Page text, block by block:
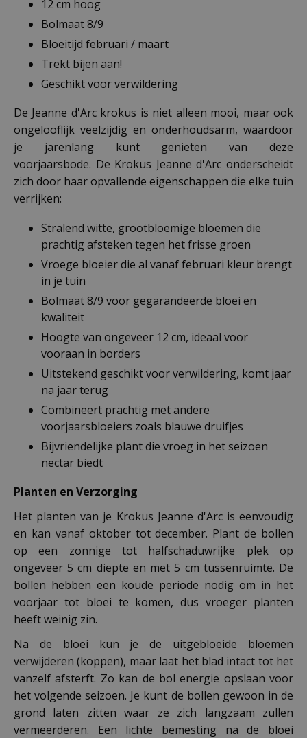
12 cm hoog
Bolmaat 8/9
Bloeitijd februari / maart
Trekt bijen aan!
Geschikt voor verwildering
De Jeanne d'Arc krokus is niet alleen mooi, maar ook
ongelooflijk veelzijdig en onderhoudsarm, waardoor
je jarenlang kunt genieten van deze
voorjaarsbode. De Krokus Jeanne d'Arc onderscheidt
zich door haar opvallende eigenschappen die elke tuin
verrijken:
Stralend witte, grootbloemige bloemen die
prachtig afsteken tegen het frisse groen
Vroege bloeier die al vanaf februari kleur brengt
in je tuin
Bolmaat 8/9 voor gegarandeerde bloei en
kwaliteit
Hoogte van ongeveer 12 cm, ideaal voor
vooraan in borders
Uitstekend geschikt voor verwildering, komt jaar
na jaar terug
Combineert prachtig met andere
voorjaarsbloeiers zoals blauwe druifjes
Bijvriendelijke plant die vroeg in het seizoen
nectar biedt
Planten en Verzorging
Het planten van je Krokus Jeanne d'Arc is eenvoudig
en kan vanaf oktober tot december. Plant de bollen
op een zonnige tot halfschaduwrijke plek op
ongeveer 5 cm diepte en met 5 cm tussenruimte. De
bollen hebben een koude periode nodig om in het
voorjaar tot bloei te komen, dus vroeger planten
heeft weinig zin.
Na de bloei kun je de uitgebloeide bloemen
verwijderen (koppen), maar laat het blad intact tot het
vanzelf afsterft. Zo kan de bol energie opslaan voor
het volgende seizoen. Je kunt de bollen gewoon in de
grond laten zitten waar ze zich langzaam zullen
vermeerderen. Een lichte bemesting na de bloei